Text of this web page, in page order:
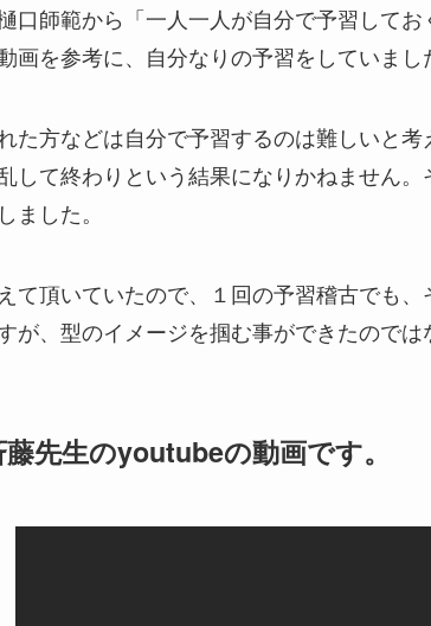
口師範から「一人一人が自分で予習して
画を参考に、自分なりの予習をしていまし
た方などは自分で予習するのは難しいと
して終わりという結果になりかねません
ました。
て頂いていたので、１回の予習稽古でも
が、型のイメージを掴む事ができたのでは
先生のyoutubeの動画です。